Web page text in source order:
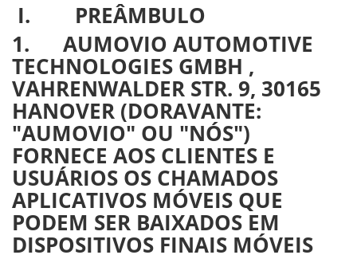
I. PREÂMBULO
1. AUMOVIO AUTOMOTIVE
TECHNOLOGIES GMBH ,
VAHRENWALDER STR. 9, 30165
HANOVER (DORAVANTE:
"AUMOVIO" OU "NÓS")
FORNECE AOS CLIENTES E
USUÁRIOS OS CHAMADOS
APLICATIVOS MÓVEIS QUE
PODEM SER BAIXADOS EM
DISPOSITIVOS FINAIS MÓVEIS